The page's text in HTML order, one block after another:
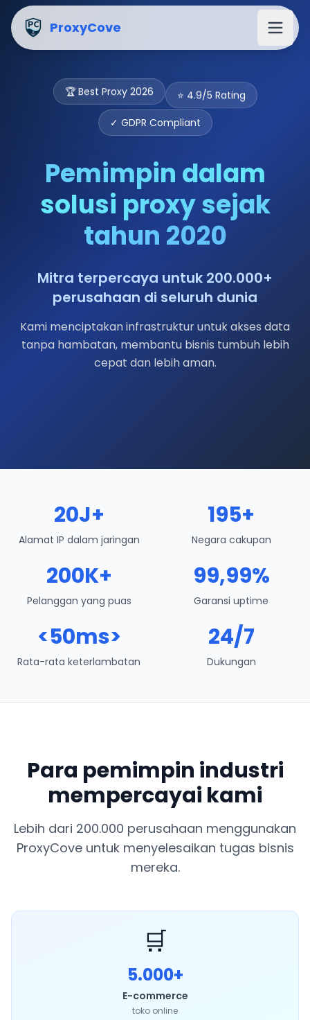
ProxyCove
🏆 Best Proxy 2026
⭐ 4.9/5 Rating
✓ GDPR Compliant
Pemimpin dalam
solusi proxy sejak
tahun 2020
Mitra terpercaya untuk 200.000+
perusahaan di seluruh dunia
Kami menciptakan infrastruktur untuk akses data
tanpa hambatan, membantu bisnis tumbuh lebih
cepat dan lebih aman.
20J+
Alamat IP dalam jaringan
195+
Negara cakupan
200K+
Pelanggan yang puas
99,99%
Garansi uptime
<50ms>
Rata-rata keterlambatan
24/7
Dukungan
Para pemimpin industri
mempercayai kami
Lebih dari 200.000 perusahaan menggunakan
ProxyCove untuk menyelesaikan tugas bisnis
mereka.
🛒
5.000+
E-commerce
toko online
Tentang perusahaan ProxyCove - Pemimpin pasar